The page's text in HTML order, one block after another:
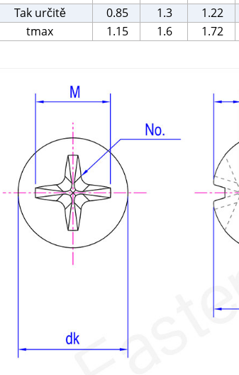
Tak určitě
0.85 1.3 1.22
tmax
1.15 1.6 1.72